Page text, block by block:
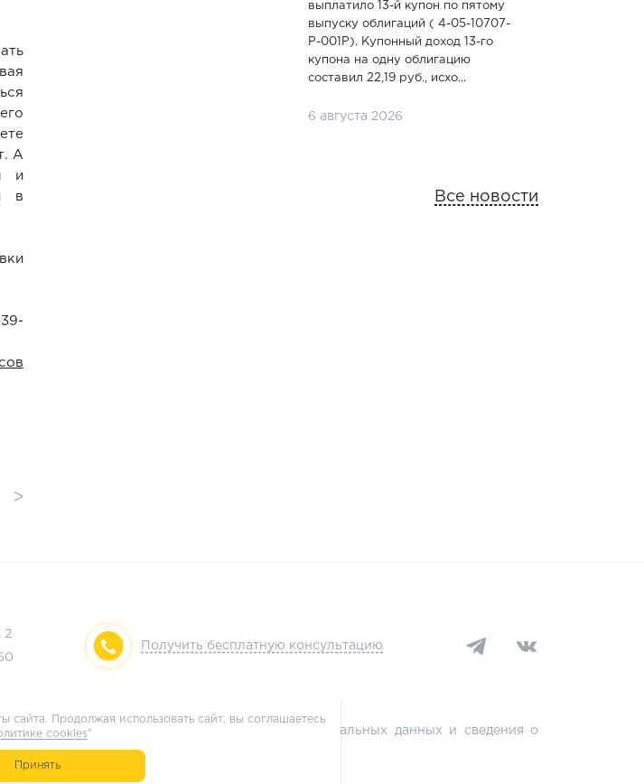
А
и
в
ᐳ
выплатило 13-й купон по пятому
выпуску облигаций ( 4-05-10707-
P-001P). Купонный доход 13-го
купона на одну облигацию
составил 22,19 руб., исхо...
6 августа 2026
Все новости
2
Получить бесплатную консультацию
данных, информация об обработке персональных данных и сведения о
Положении об обработке персональных данных
сайта. Продолжая использовать сайт, вы соглашаетесь
cookies"
Принять